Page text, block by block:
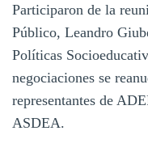
Participaron de la
Público, Leandro
Políticas
negociaciones se
representantes de
ASDEA.